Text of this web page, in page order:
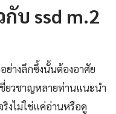
บ ssd m.2
ย่างลึกซึ้งนั้นต้องอาศัย
ยวชาญหลายท่านแนะนำ
งไม่ใช่แค่อ่านหรือดู